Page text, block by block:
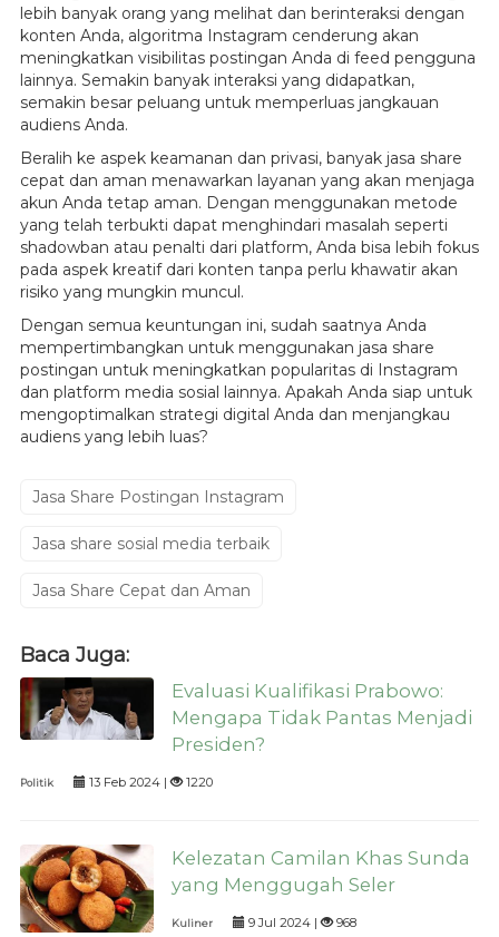
lebih banyak orang yang melihat dan berinteraksi dengan
konten Anda, algoritma Instagram cenderung akan
meningkatkan visibilitas postingan Anda di feed pengguna
lainnya. Semakin banyak interaksi yang didapatkan,
semakin besar peluang untuk memperluas jangkauan
audiens Anda.
Beralih ke aspek keamanan dan privasi, banyak jasa share
cepat dan aman menawarkan layanan yang akan menjaga
akun Anda tetap aman. Dengan menggunakan metode
yang telah terbukti dapat menghindari masalah seperti
shadowban atau penalti dari platform, Anda bisa lebih fokus
pada aspek kreatif dari konten tanpa perlu khawatir akan
risiko yang mungkin muncul.
Dengan semua keuntungan ini, sudah saatnya Anda
mempertimbangkan untuk menggunakan jasa share
postingan untuk meningkatkan popularitas di Instagram
dan platform media sosial lainnya. Apakah Anda siap untuk
mengoptimalkan strategi digital Anda dan menjangkau
audiens yang lebih luas?
Jasa Share Postingan Instagram
Jasa share sosial media terbaik
Jasa Share Cepat dan Aman
Baca Juga:
Evaluasi Kualifikasi Prabowo:
Mengapa Tidak Pantas Menjadi
Presiden?
Politik 13 Feb 2024 | 1220
Kelezatan Camilan Khas Sunda
yang Menggugah Seler
Kuliner 9 Jul 2024 | 968